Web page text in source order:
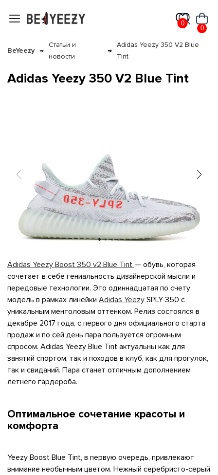
0
0
BeYeezy
Статьи и
новости
Adidas Yeezy 350 V2 Blue
Tint
Adidas Yeezy 350 V2 Blue Tint
Adidas Yeezy Boost 350 v2 Blue Tint — обувь, которая
сочетает в себе гениальность дизайнерской мысли и
передовые технологии. Это одиннадцатая по счету
модель в рамках линейки Adidas Yeezy SPLY-350 с
уникальным ментоловым оттенком. Релиз состоялся в
декабре 2017 года, с первого дня официального старта
продаж и по сей день пара пользуется огромным
спросом. Adidas Yeezy Blue Tint актуальны как для
занятий спортом, так и походов в клуб, как для прогулок,
так и свиданий. Пара станет отличным дополнением
летнего гардероба.
Оптимальное сочетание красоты и
комфорта
Yeezy Boost Blue Tint, в первую очередь, привлекают
внимание необычным цветом. Нежный серебристо-серый
с нами
и в
наш